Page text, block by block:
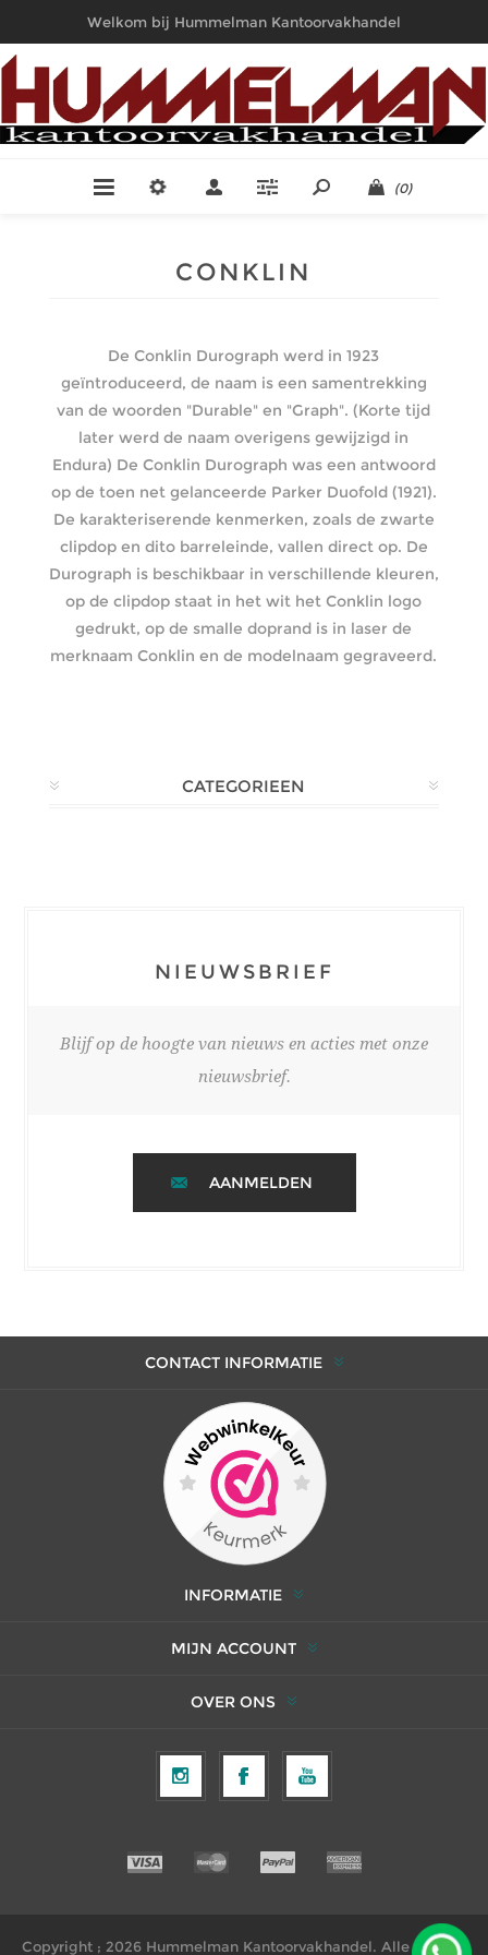
Welkom bij Hummelman Kantoorvakhandel
(0)
CONKLIN
De Conklin Durograph werd in 1923
geïntroduceerd, de naam is een samentrekking
van de woorden "Durable" en "Graph". (Korte tijd
later werd de naam overigens gewijzigd in
Endura) De Conklin Durograph was een antwoord
op de toen net gelanceerde Parker Duofold (1921).
De karakteriserende kenmerken, zoals de zwarte
clipdop en dito barreleinde, vallen direct op. De
Durograph is beschikbaar in verschillende kleuren,
op de clipdop staat in het wit het Conklin logo
gedrukt, op de smalle doprand is in laser de
merknaam Conklin en de modelnaam gegraveerd.
CATEGORIEEN
NIEUWSBRIEF
Blijf op de hoogte van nieuws en acties met onze
nieuwsbrief.
AANMELDEN
CONTACT INFORMATIE
INFORMATIE
MIJN ACCOUNT
OVER ONS
Copyright ; 2026 Hummelman Kantoorvakhandel. Alle rechten